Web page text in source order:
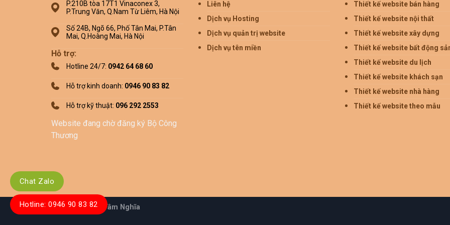
P.210B tòa 17T1 Vinaconex 3,
P.Trung Văn, Q.Nam Từ Liêm, Hà Nội
Số 24B, Ngõ 66, Phố Tân Mai, P.Tân
Mai, Q.Hoàng Mai, Hà Nội
Hỗ trợ:
Hotline 24/7: 0942 64 68 60
Hỗ trợ kinh doanh: 0946 90 83 82
Hỗ trợ kỹ thuật: 096 292 2553
Website đang chờ đăng ký Bộ Công
Thương
Liên hệ
Dịch vụ Hosting
Dịch vụ quản trị website
Dịch vụ tên miền
Thiết kế website bán hàng
Thiết kế website nội thất
Thiết kế website xây dựng
Thiết kế website bất động
Thiết kế website du lịch
Thiết kế website khách sạn
Thiết kế website nhà hàng
Thiết kế website theo mẫu
Copyright 2026 © Tâm Nghĩa
Chat Zalo
Hotline: 0946 90 83 82